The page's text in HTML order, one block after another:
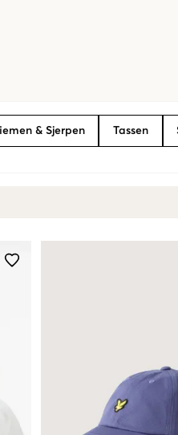
& Sjerpen Tassen